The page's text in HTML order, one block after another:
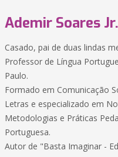
Ademir Soares Jr.
Casado, pai de duas lindas
Professor de Língua
Paulo.
Formado em Comunicação
Letras e especializado em
Metodologias e Práticas
Portuguesa.
Autor de "Basta Imaginar -